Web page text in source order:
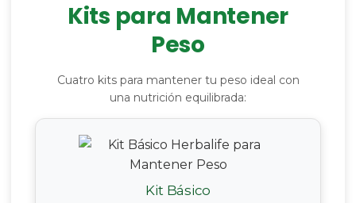
Kits para Mantener
Peso
Cuatro kits para mantener tu peso ideal con
una nutrición equilibrada:
Kit Básico